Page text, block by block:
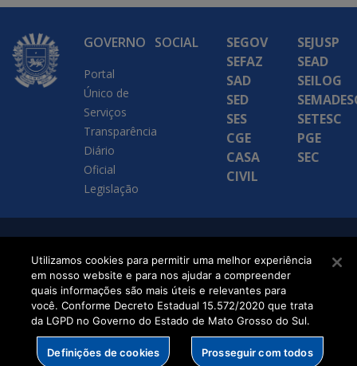
GOVERNO
Portal
Único de
Serviços
Transparência
Diário
Oficial
Legislação
SOCIAL
SEGOV
SEFAZ
SAD
SED
SES
CGE
CASA
CIVIL
SEJUSP
SEAD
SEILOG
SETESC
PGE
SEC
Executiva de
Transformação Digital
Utilizamos cookies para permitir uma melhor experiência
em nosso website e para nos ajudar a compreender
quais informações são mais úteis e relevantes para
você. Conforme Decreto Estadual 15.572/2020 que trata
da LGPD no Governo do Estado de Mato Grosso do Sul.
Definições de cookies Prosseguir com todos